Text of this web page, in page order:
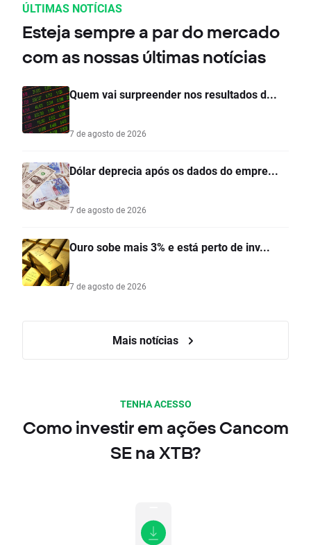
ÚLTIMAS NOTÍCIAS
Esteja sempre a par do mercado
com as nossas últimas notícias
Quem vai surpreender nos resultados d...
7 de agosto de 2026
Dólar deprecia após os dados do empre...
7 de agosto de 2026
Ouro sobe mais 3% e está perto de inv...
7 de agosto de 2026
Mais notícias
TENHA ACESSO
Como investir em ações Cancom
SE na XTB?